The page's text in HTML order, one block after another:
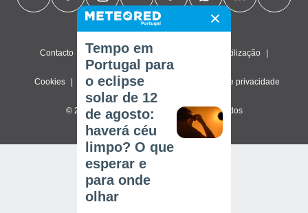
Contacto Sobre nós FAQ Termos de utilização
Cookies Política de privacidade Definições de privacidade
© 2026 Meteored. Todos os direitos reservados
Tempo em
Portugal para
o eclipse
solar de 12
de agosto:
haverá céu
limpo? O que
esperar e
para onde
olhar